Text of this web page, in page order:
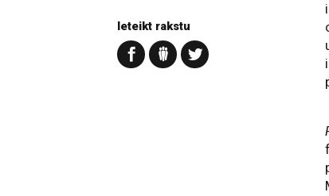
Ieteikt rakstu